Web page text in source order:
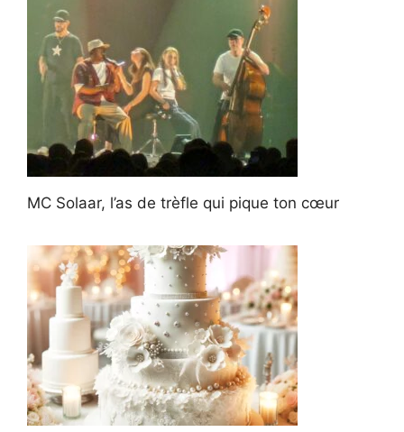
MC Solaar, l’as de trèfle qui pique ton cœur